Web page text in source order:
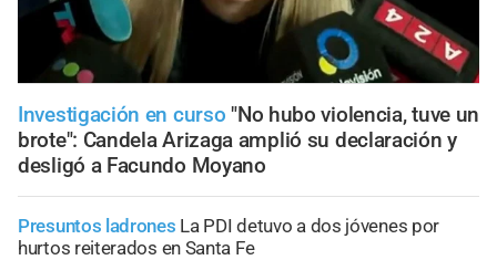
Investigación en curso "No hubo violencia, tuve un
brote": Candela Arizaga amplió su declaración y
desligó a Facundo Moyano
Presuntos ladrones La PDI detuvo a dos jóvenes por
hurtos reiterados en Santa Fe